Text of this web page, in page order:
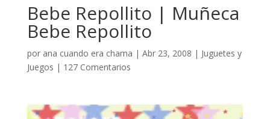
Bebe Repollito | Muñeca
Bebe Repollito
por ana cuando era chama | Abr 23, 2008 | Juguetes y
Juegos | 127 Comentarios